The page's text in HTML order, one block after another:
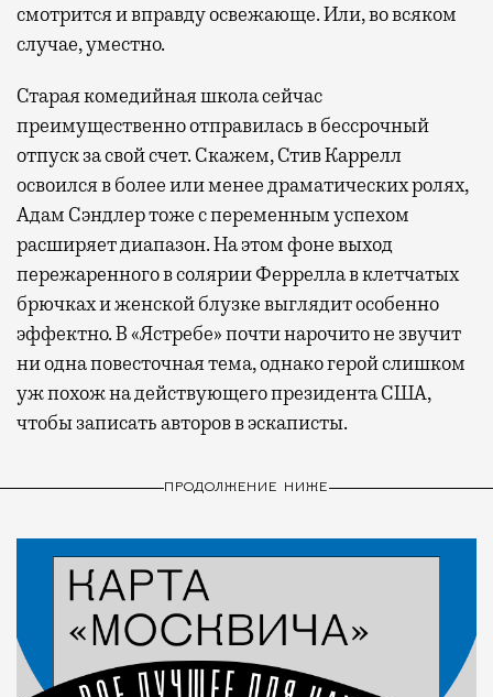
смотрится и вправду освежающе. Или, во всяком
случае, уместно.
Старая комедийная школа сейчас
преимущественно отправилась в бессрочный
отпуск за свой счет. Скажем, Стив Каррелл
освоился в более или менее драматических ролях,
Адам Сэндлер тоже с переменным успехом
расширяет диапазон. На этом фоне выход
пережаренного в солярии Феррелла в клетчатых
брючках и женской блузке выглядит особенно
эффектно. В «Ястребе» почти нарочито не звучит
ни одна повесточная тема, однако герой слишком
уж похож на действующего президента США,
чтобы записать авторов в эскаписты.
ПРОДОЛЖЕНИЕ НИЖЕ